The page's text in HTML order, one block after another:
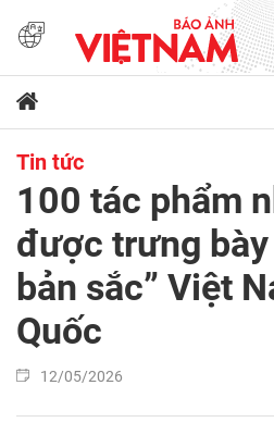
Tin tức
100 tác phẩm
được trưng bày
bản sắc” Việt
Quốc
12/05/2026